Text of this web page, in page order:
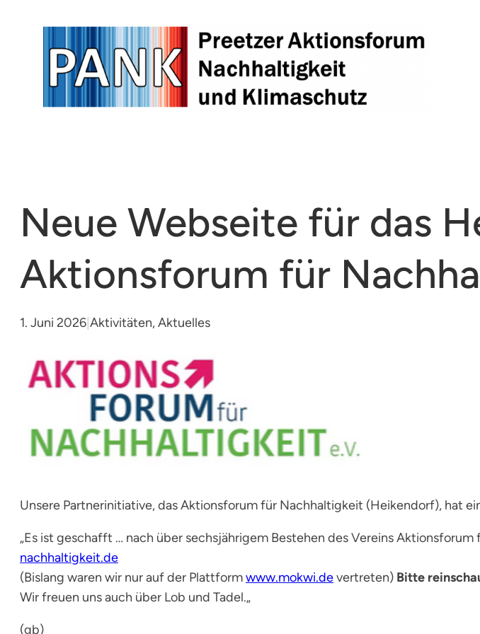
springen
Neue Webseite für das
Aktionsforum für
1. Juni 2026 Aktivitäten, Aktuelles
Unsere Partnerinitiative, das Aktionsforum für Nachhaltigkeit (Heikendorf), hat
„Es ist geschafft … nach über sechsjährigem Bestehen des Vereins
nachhaltigkeit.de
(Bislang waren wir nur auf der Plattformwww.mokwi.devertreten) Bitte
Wir freuen uns auch über Lob und Tadel.„
(gb)